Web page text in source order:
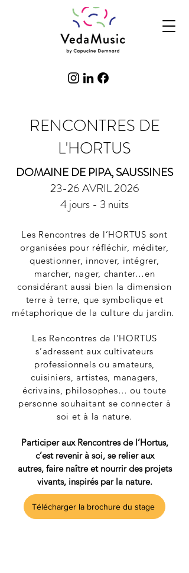
RENCONTRES DE
L'HORTUS
DOMAINE DE PIPA, SAUSSINES
23-26 AVRIL 2026
4 jours - 3 nuits
Les Rencontres de l’HORTUS sont
organisées pour réfléchir, méditer,
questionner, innover, intégrer,
marcher, nager, chanter…en
considérant aussi bien la dimension
terre à terre, que symbolique et
métaphorique de la culture du jardin.
Les Rencontres de l’HORTUS
s’adressent aux cultivateurs
professionnels ou amateurs,
cuisiniers, artistes, managers,
écrivains, philosophes… ou toute
personne souhaitant se connecter à
soi et à la nature.
Participer aux Rencontres de l’Hortus,
c’est revenir à soi, se relier aux
autres, faire naître et nourrir des projets
vivants, inspirés par la nature.
Télécharger la brochure du stage